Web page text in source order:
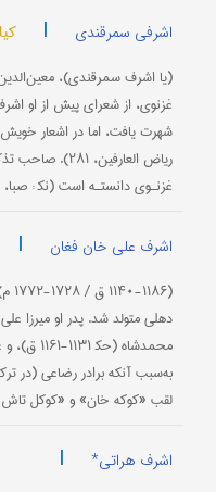
اشرفی سمرقندی |
غزنوی، از شعرای پیش از او
ریاض
غزنـوی دانستـه است (نك‍ : صبا، ۵۳). وی در سمرقند زا...
اشرف علی خان فغان |
دهلی متولد شد. پدر او میرزا
لقب «كوكه خان» و «كوكل
اشرف هراتی* |